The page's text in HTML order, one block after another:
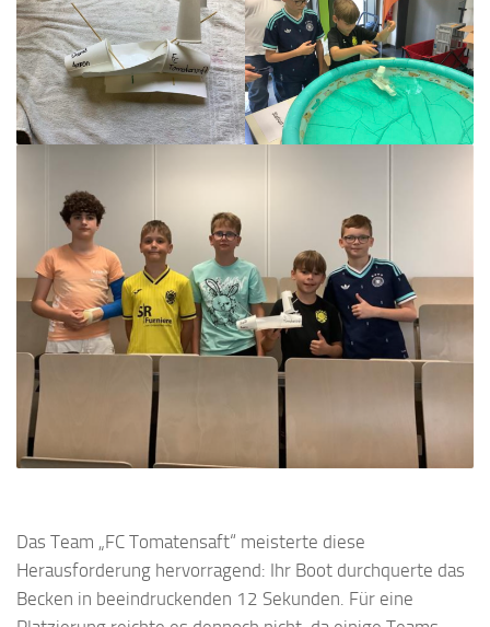
Das Team „FC Tomatensaft“ meisterte diese
Herausforderung hervorragend: Ihr Boot durchquerte das
Becken in beeindruckenden 12 Sekunden. Für eine